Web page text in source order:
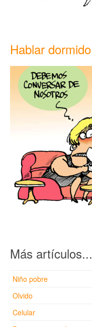
Hablar dormido
Más artículos...
Niño pobre
Olvido
Celular